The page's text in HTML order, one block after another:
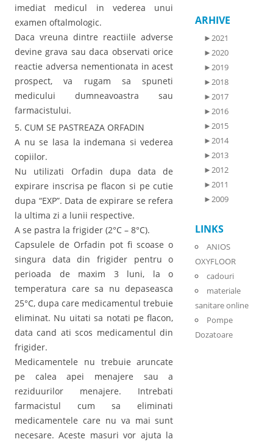
imediat medicul in vederea unui
examen oftalmologic.
Daca vreuna dintre reactiile adverse
devine grava sau daca observati orice
reactie adversa nementionata in acest
prospect, va rugam sa spuneti
medicului dumneavoastra sau
farmacistului.
5. CUM SE PASTREAZA ORFADIN
A nu se lasa la indemana si vederea
copiilor.
Nu utilizati Orfadin dupa data de
expirare inscrisa pe flacon si pe cutie
dupa “EXP”. Data de expirare se refera
la ultima zi a lunii respective.
A se pastra la frigider (2°C – 8°C).
Capsulele de Orfadin pot fi scoase o
singura data din frigider pentru o
perioada de maxim 3 luni, la o
temperatura care sa nu depaseasca
25°C, dupa care medicamentul trebuie
eliminat. Nu uitati sa notati pe flacon,
data cand ati scos medicamentul din
frigider.
Medicamentele nu trebuie aruncate
pe calea apei menajere sau a
reziduurilor menajere. Intrebati
farmacistul cum sa eliminati
medicamentele care nu va mai sunt
necesare. Aceste masuri vor ajuta la
ARHIVE
►2021
►2020
►2019
►2018
►2017
►2016
►2015
►2014
►2013
►2012
►2011
►2009
LINKS
ANIOS
OXYFLOOR
cadouri
materiale
sanitare online
Pompe
Dozatoare